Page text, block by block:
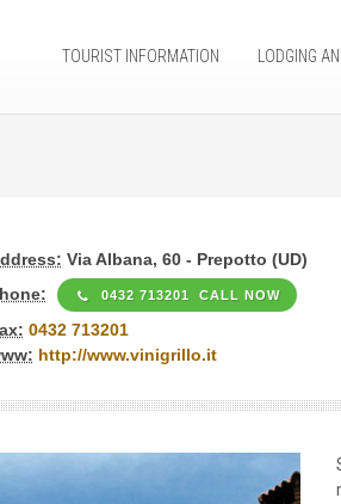
TOURIST INFORMATION LODGING
Via Albana, 60 - Prepotto (UD)
0432 713201 CALL NOW
0432 713201
http://www.vinigrillo.it